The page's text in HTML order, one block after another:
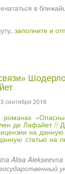
в
заполните и
сентября 2016
де Лафайет //
на данную
статью
Alisa